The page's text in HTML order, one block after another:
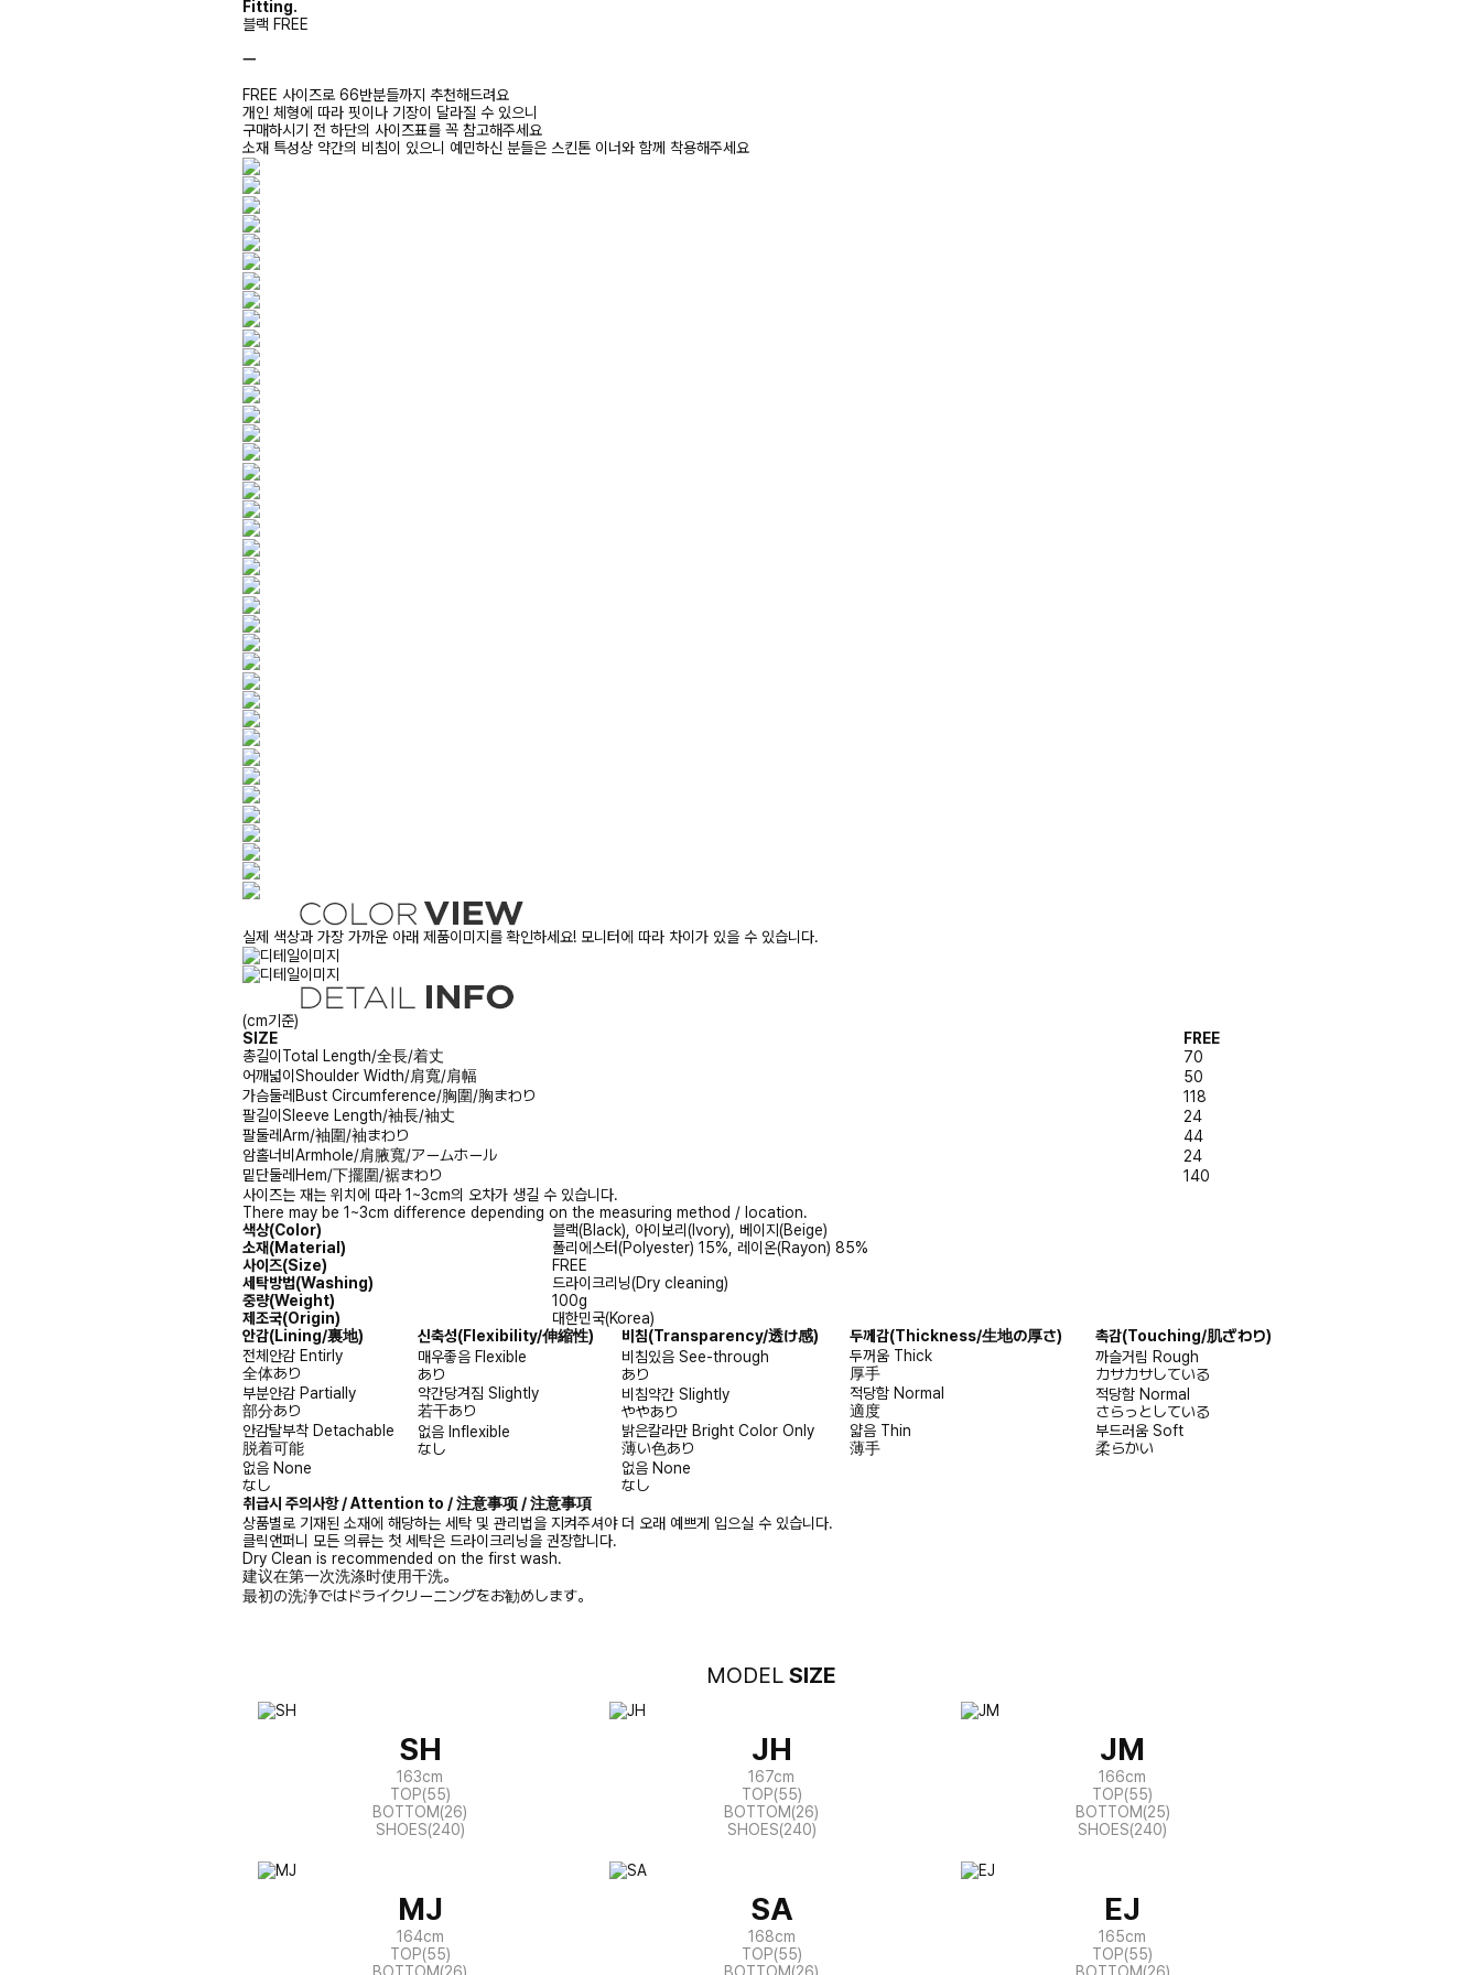
Fitting.
블랙 FREE
ㅡ
FREE 사이즈로 66반분들까지 추천해드려요
개인 체형에 따라 핏이나 기장이 달라질 수 있으니
구매하시기 전 하단의 사이즈표를 꼭 참고해주세요
소재 특성상 약간의 비침이 있으니 예민하신 분들은 스킨톤 이너와 함께 착용해주세요
실제 색상과 가장 가까운 아래 제품이미지를 확인하세요! 모니터에 따라 차이가 있을 수 있습니다.
(cm기준)
SIZE
FREE
총길이 Total Length/全長/着丈
70
어깨넓이 Shoulder Width/肩寬/肩幅
50
가슴둘레 Bust Circumference/胸圍/胸まわり
118
팔길이 Sleeve Length/袖長/袖丈
24
팔둘레Arm/袖圍/袖まわり
44
암홀너비 Armhole/肩腋寬/アームホール
24
밑단둘레 Hem/下擺圍/裾まわり
140
사이즈는 재는 위치에 따라 1~3cm의 오차가 생길 수 있습니다.
There may be 1~3cm difference depending on the measuring method / location.
색상(Color)
블랙(Black), 아이보리(Ivory), 베이지(Beige)
소재(Material)
폴리에스터(Polyester) 15%, 레이온(Rayon) 85%
사이즈(Size)
FREE
세탁방법(Washing)
드라이크리닝(Dry cleaning)
중량(Weight)
100g
제조국(Origin)
대한민국(Korea)
안감(Lining/裏地) 신축성(Flexibility/伸縮性) 비침(Transparency/透け感) 두께감(Thickness/生地の厚さ) 촉감(Touching/肌ざわり)
전체안감 Entirly
全体あり
매우좋음 Flexible
あり
비침있음 See-through
あり
두꺼움 Thick
厚手
까슬거림 Rough
カサカサしている
부분안감 Partially
部分あり
약간당겨짐 Slightly
若干あり
비침약간 Slightly
ややあり
적당함 Normal
適度
적당함 Normal
さらっとしている
안감탈부착 Detachable
脱着可能
없음 Inflexible
なし
밝은칼라만 Bright Color Only
薄い色あり
얇음 Thin
薄手
부드러움 Soft
柔らかい
없음 None
なし
없음 None
なし
취급시 주의사항 / Attention to / 注意事项 / 注意事項
상품별로 기재된 소재에 해당하는 세탁 및 관리법을 지켜주셔야 더 오래 예쁘게 입으실 수 있습니다.
클릭앤퍼니 모든 의류는 첫 세탁은 드라이크리닝을 권장합니다.
Dry Clean is recommended on the first wash.
建议在第一次洗涤时使用干洗。
最初の洗浄ではドライクリーニングをお勧めします。
MODEL SIZE
SH
163cm
TOP(55)
BOTTOM(26)
SHOES(240)
JH
167cm
TOP(55)
BOTTOM(26)
SHOES(240)
JM
166cm
TOP(55)
BOTTOM(25)
SHOES(240)
MJ
164cm
TOP(55)
SA
168cm
TOP(55)
EJ
165cm
TOP(55)